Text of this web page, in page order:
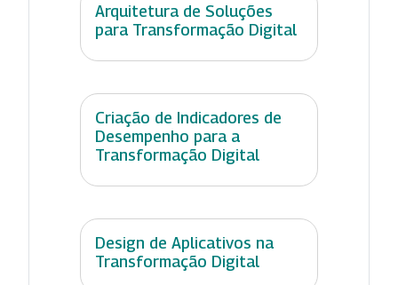
Arquitetura de Soluções
para Transformação Digital
Criação de Indicadores de
Desempenho para a
Transformação Digital
Design de Aplicativos na
Transformação Digital